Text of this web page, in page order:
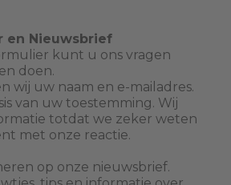
en Nieuwsbrief
kunt u ons vragen
doen.
wij uw naam en e-mailadres.
van uw toestemming. Wij
totdat we zeker weten
met onze reactie.
op onze nieuwsbrief.